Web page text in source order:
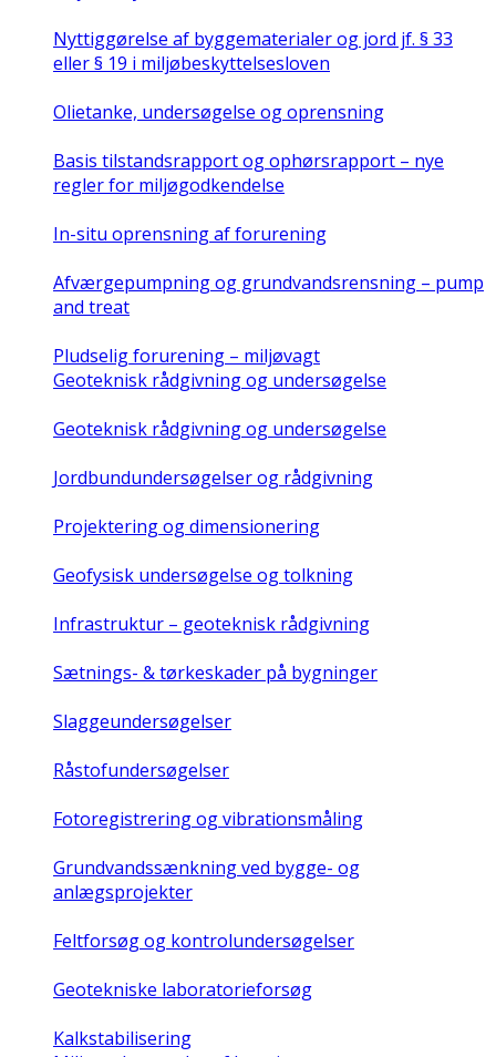
Nyttiggørelse af byggematerialer og jord jf. § 33
eller § 19 i miljøbeskyttelsesloven
Olietanke, undersøgelse og oprensning
Basis tilstandsrapport og ophørsrapport – nye
regler for miljøgodkendelse
In-situ oprensning af forurening
Afværgepumpning og grundvandsrensning – pump
and treat
Pludselig forurening – miljøvagt
Geoteknisk rådgivning og undersøgelse
Geoteknisk rådgivning og undersøgelse
Jordbundundersøgelser og rådgivning
Projektering og dimensionering
Geofysisk undersøgelse og tolkning
Infrastruktur – geoteknisk rådgivning
Sætnings- & tørkeskader på bygninger
Slaggeundersøgelser
Råstofundersøgelser
Fotoregistrering og vibrationsmåling
Grundvandssænkning ved bygge- og
anlægsprojekter
Feltforsøg og kontrolundersøgelser
Geotekniske laboratorieforsøg
Kalkstabilisering